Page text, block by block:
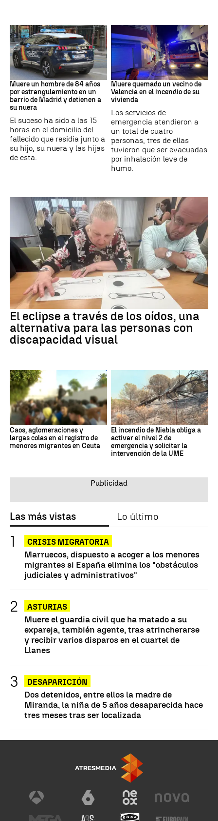
Suceso
Muere un hombre de 84 años
por estrangulamiento en un
barrio de Madrid y detienen a
su nuera
El suceso ha sido a las 15
horas en el domicilio del
fallecido que residía junto a
su hijo, su nuera y las hijas
de esta.
INCENDIO
Muere quemado un vecino de
Valencia en el incendio de su
vivienda
Los servicios de
emergencia atendieron a
un total de cuatro
personas, tres de ellas
tuvieron que ser evacuadas
por inhalación leve de
humo.
El eclipse a través de los oídos, una
alternativa para las personas con
discapacidad visual
Caos, aglomeraciones y
largas colas en el registro de
menores migrantes en Ceuta
El incendio de Niebla obliga a
activar el nivel 2 de
emergencia y solicitar la
intervención de la UME
Las más vistas Lo último
CRISIS MIGRATORIA
Marruecos, dispuesto a acoger a los menores
migrantes si España elimina los "obstáculos
judiciales y administrativos"
ASTURIAS
Muere el guardia civil que ha matado a su
expareja, también agente, tras atrincherarse
y recibir varios disparos en el cuartel de
Llanes
DESAPARICIÓN
Dos detenidos, entre ellos la madre de
Miranda, la niña de 5 años desaparecida hace
tres meses tras ser localizada